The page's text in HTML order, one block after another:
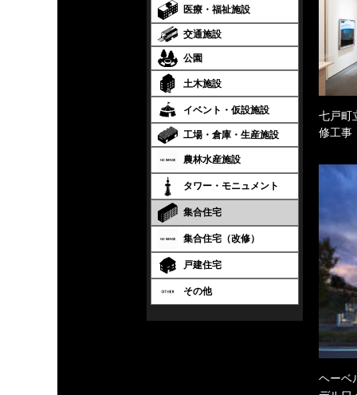
医療・福祉施設
交通施設
公園
土木施設
イベント・仮設施設
工場・倉庫・生産施設
農林水産施設
タワー・モニュメント
集合住宅
集合住宅（改修）
戸建住宅
その他
七戸町
修工事
ヘーベ